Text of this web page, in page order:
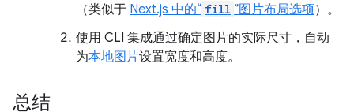
（类似于 Next.js 中的“ fill ”图片布局选项）。
使用 CLI 集成通过确定图片的实际尺寸，自动
为本地图片设置宽度和高度。
总结